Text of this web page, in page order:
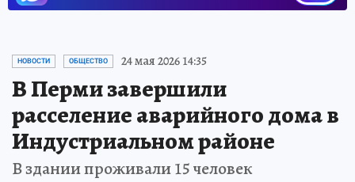
НОВОСТИ ОБЩЕСТВО 24 мая 2026 14:35
В Перми завершили
расселение аварийного дома в
Индустриальном районе
В здании проживали 15 человек